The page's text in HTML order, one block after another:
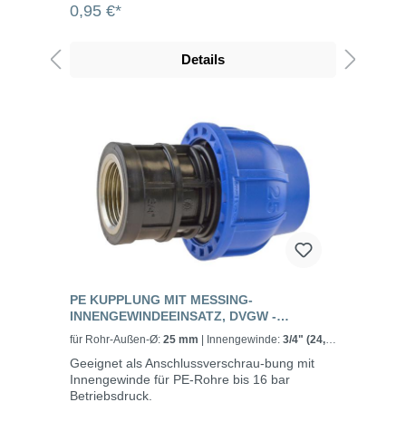
0,95 €*
Details
PE KUPPLUNG MIT MESSING-
INNENGEWINDEEINSATZ, DVGW -
CONNECTO™ + ULTRA
für Rohr-Außen-Ø: 25 mm | Innengewinde: 3/4" (24,2
Geeignet als Anschlussverschrau-bung mit
Innengewinde für PE-Rohre bis 16 bar
Betriebsdruck.